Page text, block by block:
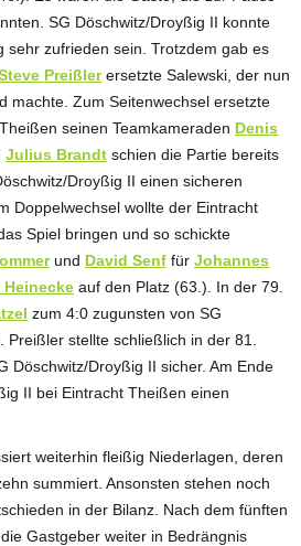
SG Döschwitz/Droyßig II konnte
sehr zufrieden sein. Trotzdem gab es
Preißlerersetzte Salewski, der nun
machte. Zum Seitenwechsel ersetzte
seinen Teamkameraden Denis
Julius Brandt schien die Partie bereits
Droyßig II einen sicheren
Doppelwechsel wollte der Eintracht
Spiel bringen und so schickte
und David Senf für Johannes
auf den Platz (63.). In der 79.
zum 4:0 zugunsten von SG
stellte schließlich in der 81.
Döschwitz/Droyßig II sicher. Am Ende
II bei Eintracht Theißen einen
weiterhin fleißig Niederlagen, deren
summiert. Ansonsten stehen noch
in der Bilanz. Nach dem fünften
Gastgeber weiter in Bedrängnis